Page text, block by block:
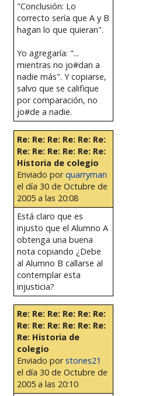
"Conclusión: Lo
correcto sería que A y B
hagan lo que quieran".
Yo agregaría: "...
mientras no jo#dan a
nadie más". Y copiarse,
salvo que se califique
por comparación, no
jo#de a nadie.
Re: Re: Re: Re: Re: Re:
Re: Re: Re: Re: Re: Re:
Historia de colegio
Enviado porquarryman
el día 30 de Octubre de
2005 a las 20:08
Está claro que es
injusto que el Alumno A
obtenga una buena
nota copiando ¿Debe
al Alumno B callarse al
contemplar esta
injusticia?
Re: Re: Re: Re: Re: Re:
Re: Re: Re: Re: Re: Re:
Re: Historia de
colegio
Enviado porstones21
el día 30 de Octubre de
2005 a las 20:10